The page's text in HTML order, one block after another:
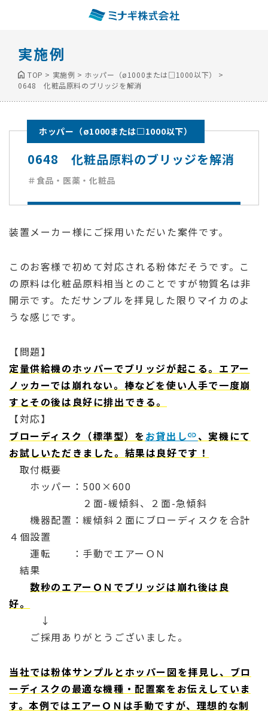
実施例
TOP > 実施例 > ホッパー（ø1000または□1000以下）
>
0648 化粧品原料のブリッジを解消
ホッパー（ø1000または□1000以下）
0648 化粧品原料のブリッジを解消
＃食品・医薬・化粧品
装置メーカー様にご採用いただいた案件です。
このお客様で初めて対応される粉体だそうです。こ
の原料は化粧品原料相当とのことですが物質名は非
開示です。ただサンプルを拝見した限りマイカのよ
うな感じです。
【問題】
定量供給機のホッパーでブリッジが起こる。エアー
ノッカーでは崩れない。棒などを使い人手で一度崩
すとその後は良好に排出できる。
【対応】
ブローディスク（標準型）をお貸出し
、実機にて
お試しいただきました。結果は良好です！
取付概要
ホッパー：500×600
２面-緩傾斜、２面-急傾斜
機器配置：緩傾斜２面にブローディスクを合計
４個設置
運転 ：手動でエアーＯＮ
結果
数秒のエアーＯＮでブリッジは崩れ後は良
好。
↓
ご採用ありがとうございました。
当社では粉体サンプルとホッパー図を拝見し、ブロ
ーディスクの最適な機種・配置案をお伝えしていま
す。本例ではエアーＯＮは手動ですが、理想的な制